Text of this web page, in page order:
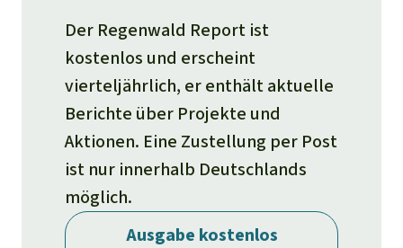
Tropenholz
Aluminium
Gold
Fleisch und Soja
01/2025
Ältere Ausgaben
Jahresberichte
Stiftung
Kontakt
Widget einbinden
Banner einbinden
Freianzeigen
Español
Français
Português
Indonesia
Spenden für ein Thema
Tierschutz
Waldschutz
Spenden für eine Region
Südostasien
Afrika
Lateinamerika
Der Regenwald Report ist
kostenlos und erscheint
vierteljährlich, er enthält aktuelle
Berichte über Projekte und
Aktionen. Eine Zustellung per Post
ist nur innerhalb Deutschlands
möglich.
Ausgabe kostenlos